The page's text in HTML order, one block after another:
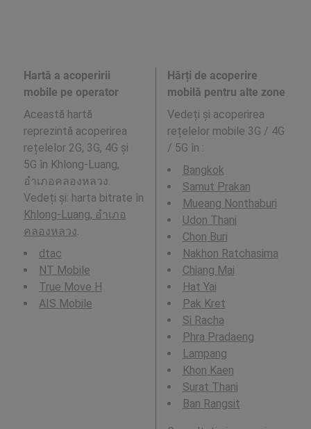
Hartă a acoperirii
mobile pe operator
Această hartă
reprezintă acoperirea
rețelelor 2G, 3G, 4G și
5G în Khlong-Luang,
อำเภอคลองหลวง.
Vedeți și: harta bitrate în
Khlong-Luang, อำเภอ
คลองหลวง
dtac
NT Mobile
True Move H
AIS Mobile
Hărți de acoperire
mobilă pentru alte zone
Vedeți și acoperirea
rețelelor mobile 3G / 4G
/ 5G în :
Bangkok
Samut Prakan
Mueang Nonthaburi
Udon Thani
Chon Buri
Nakhon Ratchasima
Chiang Mai
Hat Yai
Pak Kret
Si Racha
Phra Pradaeng
Lampang
Khon Kaen
Surat Thani
Ban Rangsit